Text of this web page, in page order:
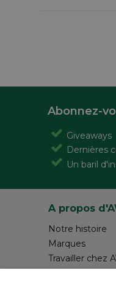
Abonnez-
Giveaways
Dernières
Un baril
A propos
Notre histoire
Marques
Travailler chez